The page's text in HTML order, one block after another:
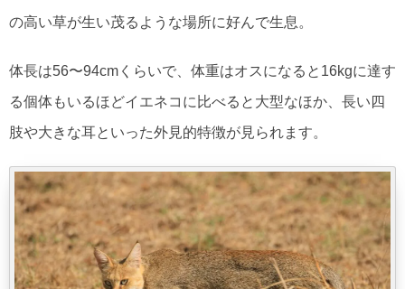
の高い草が生い茂るような場所に好んで生息。
体長は56〜94cmくらいで、体重はオスになると16kgに達す
る個体もいるほどイエネコに比べると大型なほか、長い四
肢や大きな耳といった外見的特徴が見られます。